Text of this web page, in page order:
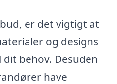
er det vigtigt at
og designs
behov. Desuden
have